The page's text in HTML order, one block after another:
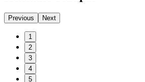
Previous Next
1
2
3
4
5